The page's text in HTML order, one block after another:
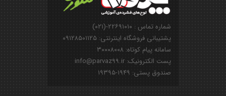
شماره تماس : ۲۲۶۹۱۰۱۰-(۰۲۱)
پشتیبانی فروشگاه اینترنتی: ۰۹۱۲۸۵۰۱۱۲۵
سامانه پیام کوتاه: ۳۰۰۰۸۰۰۸
پست الکترونیک: info@parvaz99.ir
صندوق پستی: ۱۹۴۹-۱۹۳۹۵